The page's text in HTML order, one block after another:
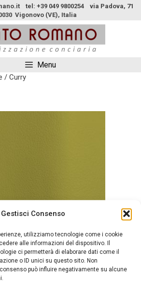
Gestisci Consenso
utilizziamo tecnologie come i cookie
alle informazioni del dispositivo. Il
ci permetterà di elaborare dati come il
o ID unici su questo sito. Non
può influire negativamente su alcune
tel: +39 049 9800254 via Padova, 71
Vigonovo (VE), Italia
Menu
/ Curry
Mousse Curry